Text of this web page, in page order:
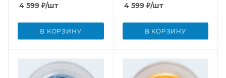
4 599 ₽/шт
В КОРЗИНУ
4 599₽/шт
В КОРЗИНУ